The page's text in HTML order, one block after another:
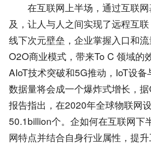
在互联网上半场，通过互联网
及，让人与人之间实现了远程互
线下次元壁垒，企业掌握入口和
O2O商业模式，带来To C 领域的
AIoT技术突破和5G推动，IoT设备
数据量将会成一个爆炸式增长，
报告指出，在2020年全球物联网
50.1billion个。企如何在互联网下
网特点并结合自身行业属性，提